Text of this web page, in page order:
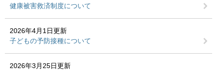
健康被害救済制度について
2026年4月1日更新
子どもの予防接種について
2026年3月25日更新